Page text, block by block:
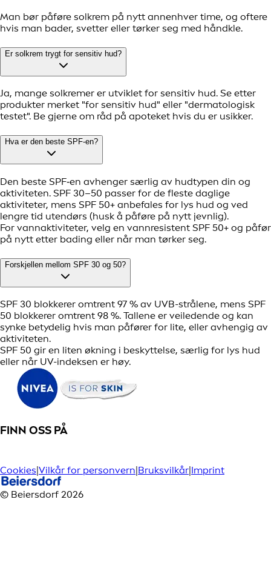
Man bør påføre solkrem på nytt annenhver time, og oftere
hvis man bader, svetter eller tørker seg med håndkle.
Er solkrem trygt for sensitiv hud?
Ja, mange solkremer er utviklet for sensitiv hud. Se etter
produkter merket "for sensitiv hud" eller "dermatologisk
testet". Be gjerne om råd på apoteket hvis du er usikker.
Hva er den beste SPF-en?
Den beste SPF‑en avhenger særlig av hudtypen din og
aktiviteten. SPF 30–50 passer for de fleste daglige
aktiviteter, mens SPF 50+ anbefales for lys hud og ved
lengre tid utendørs (husk å påføre på nytt jevnlig).
For vannaktiviteter, velg en vannresistent SPF 50+ og påfør
på nytt etter bading eller når man tørker seg.
Forskjellen mellom SPF 30 og 50?
SPF 30 blokkerer omtrent 97 % av UVB-strålene, mens SPF
50 blokkerer omtrent 98 %. Tallene er veiledende og kan
synke betydelig hvis man påfører for lite, eller avhengig av
aktiviteten.
SPF 50 gir en liten økning i beskyttelse, særlig for lys hud
eller når UV-indeksen er høy.
FINN OSS PÅ
Cookies|Vilkår for personvern|Bruksvilkår|Imprint
© Beiersdorf 2026